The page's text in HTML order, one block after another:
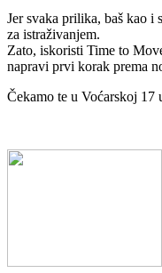
Jer svaka prilika, baš kao i
za istraživanjem.
Zato, iskoristi Time to
napravi prvi korak prema
Čekamo te u Voćarskoj 17